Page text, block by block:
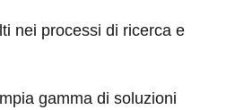
nei processi di ricerca e
gamma di soluzioni